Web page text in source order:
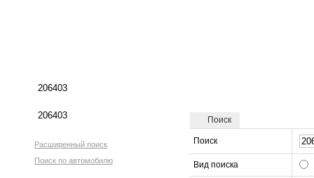
Расширенный поиск
Поиск по автомобилю
Поиск
Поиск
Вид поиска